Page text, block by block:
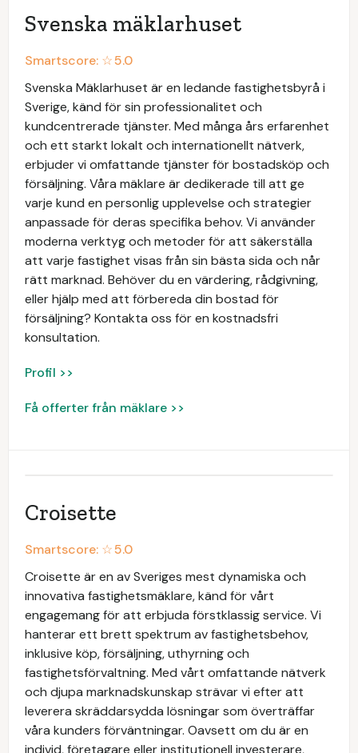
Svenska mäklarhuset
Smartscore: ☆5.0
Svenska Mäklarhuset är en ledande fastighetsbyrå i
Sverige, känd för sin professionalitet och
kundcentrerade tjänster. Med många års erfarenhet
och ett starkt lokalt och internationellt nätverk,
erbjuder vi omfattande tjänster för bostadsköp och
försäljning. Våra mäklare är dedikerade till att ge
varje kund en personlig upplevelse och strategier
anpassade för deras specifika behov. Vi använder
moderna verktyg och metoder för att säkerställa
att varje fastighet visas från sin bästa sida och når
rätt marknad. Behöver du en värdering, rådgivning,
eller hjälp med att förbereda din bostad för
försäljning? Kontakta oss för en kostnadsfri
konsultation.
Profil >>
Få offerter från mäklare >>
Croisette
Smartscore: ☆5.0
Croisette är en av Sveriges mest dynamiska och
innovativa fastighetsmäklare, känd för vårt
engagemang för att erbjuda förstklassig service. Vi
hanterar ett brett spektrum av fastighetsbehov,
inklusive köp, försäljning, uthyrning och
fastighetsförvaltning. Med vårt omfattande nätverk
och djupa marknadskunskap strävar vi efter att
leverera skräddarsydda lösningar som överträffar
våra kunders förväntningar. Oavsett om du är en
individ, företagare eller institutionell investerare,